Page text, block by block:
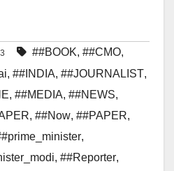
##BOOK, ##CMO,
, ##INDIA, ##JOURNALIST,
, ##MEDIA, ##NEWS,
, ##Now, ##PAPER,
,
, ##Reporter,